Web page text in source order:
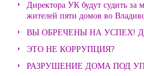
Директора УК будут судить за
жителей пяти домов во
ВЫ ОБРЕЧЕНЫ НА УСПЕХ!
ЭТО НЕ КОРРУПЦИЯ?
РАЗРУШЕНИЕ ДОМА ПОД